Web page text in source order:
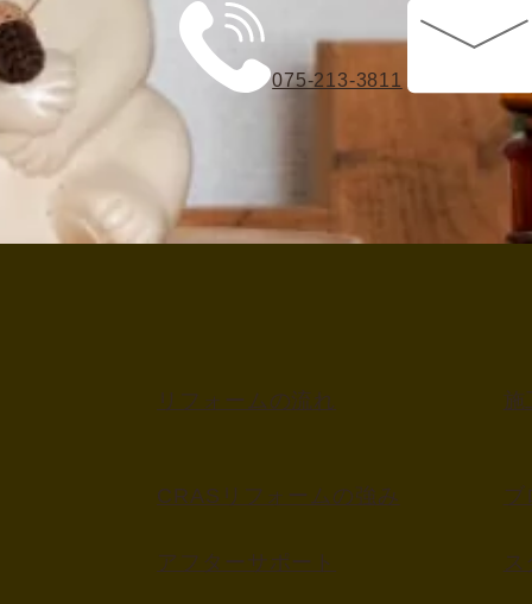
075-213-3811
リフォームの流れ
CRASリフォームの強み
アフターサポート
施
ブ